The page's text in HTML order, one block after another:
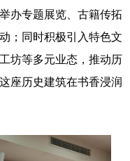
办专题展览、古籍传拓
；同时积极引入特色文
坊等多元业态，推动历
座历史建筑在书香浸润